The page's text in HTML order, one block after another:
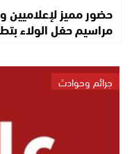
حضور مميز
مراسيم حفل الولاء
جرائم وحوادث